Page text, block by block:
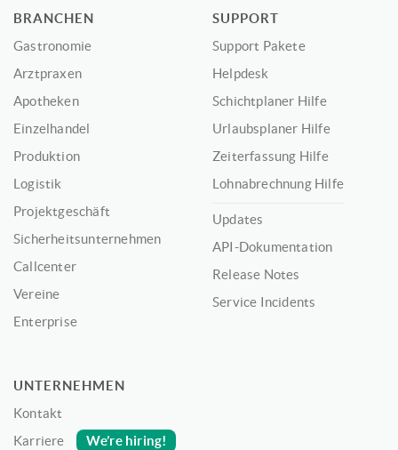
BRANCHEN
Gastronomie
Arztpraxen
Apotheken
Einzelhandel
Produktion
Logistik
Projektgeschäft
Sicherheitsunternehmen
Callcenter
Vereine
Enterprise
SUPPORT
Support Pakete
Helpdesk
Schichtplaner Hilfe
Urlaubsplaner Hilfe
Zeiterfassung Hilfe
Lohnabrechnung Hilfe
Updates
API-Dokumentation
Release Notes
Service Incidents
UNTERNEHMEN
Kontakt
Karriere
We’re hiring!